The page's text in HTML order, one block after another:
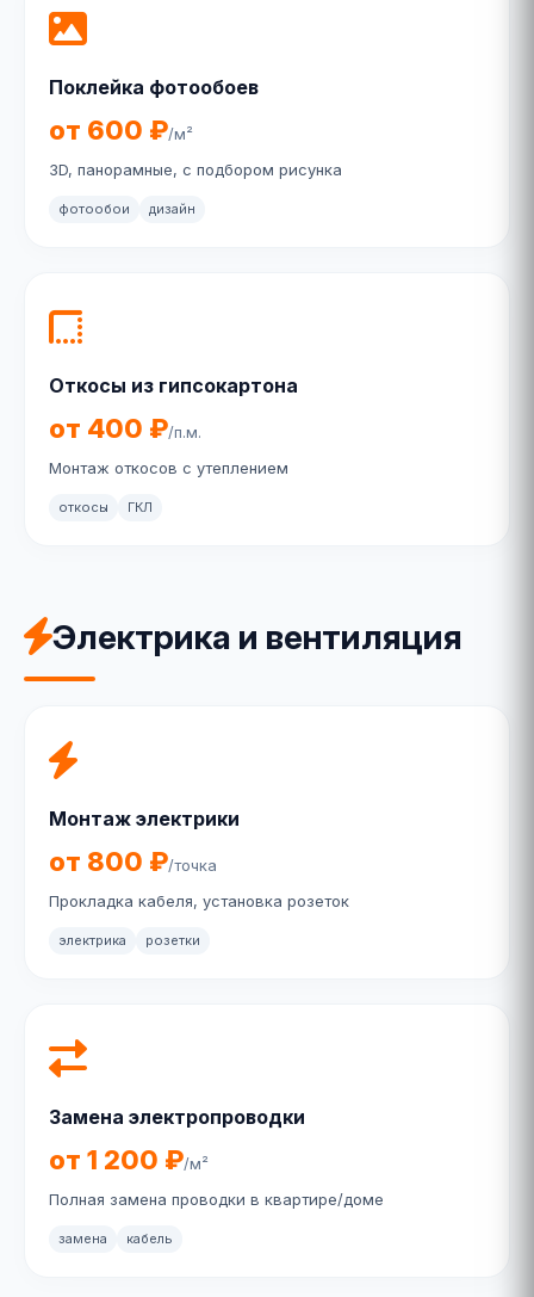
Поклейка фотообоев
от 600 ₽/м²
3D, панорамные, с подбором рисунка
фотообои дизайн
Откосы из гипсокартона
от 400 ₽/п.м.
Монтаж откосов с утеплением
откосы ГКЛ
Электрика и вентиляция
Монтаж электрики
от 800 ₽/точка
Прокладка кабеля, установка розеток
электрика розетки
Замена электропроводки
от 1 200 ₽/м²
Полная замена проводки в квартире/доме
замена кабель